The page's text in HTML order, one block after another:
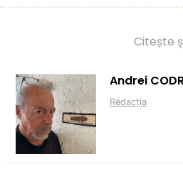
Citește
Andrei
Redacția